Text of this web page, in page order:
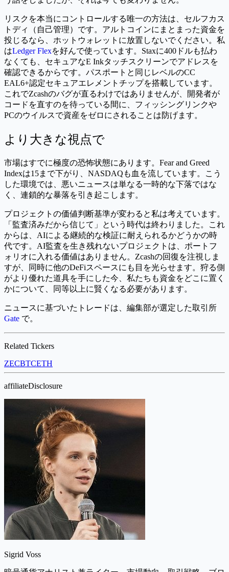
リスクを本当にコントロールする唯一の方法は、セルフカス
トディ（自己管理）です。アルトコインにまとまった資金を
投じるなら、ホットウォレットに放置しないでください。私
はLedger Flexを好んで使っています。Staxに400ドルも払わ
なくても、セキュアなE Inkタッチスクリーンでアドレスを
確認できるからです。パスポートと同じレベルのCC
EAL6+認定セキュアエレメントチップを搭載しています。
これでZcashのバグが直るわけではありませんが、開発者が
コードを直すのを待っている間に、フィッシングリンクや
PCのウイルスで資産をゼロにされることは防げます。
より大きな視点で
市場はすでに極度の恐怖状態にあります。Fear and Greed
Indexは15まで下がり、NASDAQも血を流しています。こう
した環境では、悪いニュースは単なる一時的な下落ではな
く、連鎖的な暴落を引き起こします。
プロジェクトの価値判断基準が変わると私は考えています。
「監査済みだから信じて」という時代は終わりました。これ
からは、AIによる継続的な検証に耐えられるかどうかの時
代です。AI監査を生き残れないプロジェクトは、ポートフ
ォリオに入れる価値はありません。Zcashの回復を注視しま
すが、同時に他のDeFiスペースにも目を光らせます。狩る側
がより優れた道具を手にした今、私たちも資金をどこに置く
かについて、同等以上に賢くなる必要があります。
ニュースに基づいたトレードは、編集部が選定した取引所
Gate で。
Related Tickers
ZECBTCETH
affiliateDisclosure
Sigrid Voss